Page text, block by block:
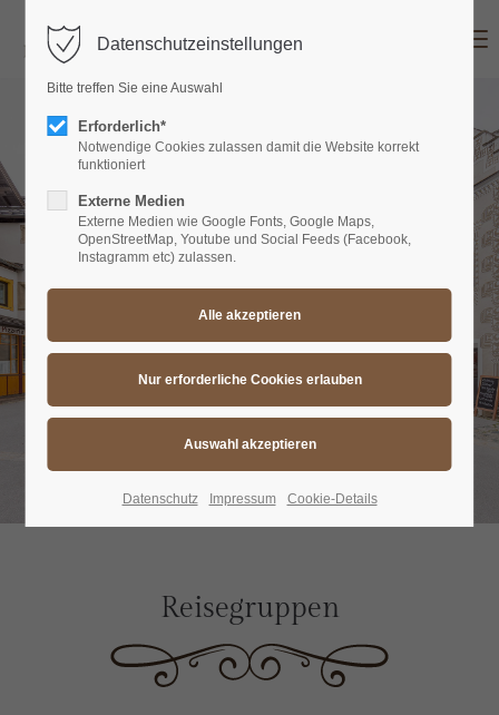
Login
Passwort
Support
We offer support for our customers
Reisegruppen
Datenschutzeinstellungen
Bitte treffen Sie eine Auswahl
Erforderlich*
Notwendige Cookies zulassen damit die Website korrekt
funktioniert
Externe Medien
Externe Medien wie Google Fonts, Google Maps,
OpenStreetMap, Youtube und Social Feeds (Facebook,
Instagramm etc) zulassen.
Datenschutz Impressum Cookie-Details